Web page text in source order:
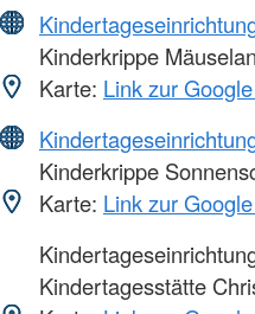
Kinderkrippe
Karte: Link zur
Kinderkrippe
Karte: Link zur
Kindertagesstätte